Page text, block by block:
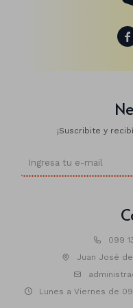

099
Juan José
Lunes a Viernes de
¡Suscribite y
Veladoras